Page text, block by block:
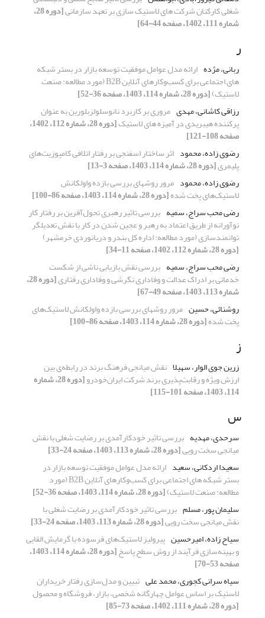
شغلی کارکنان شرکت های لاستیک سازی بر تعهد سازمانی [دوره 28،
شماره 111، 1402، صفحه 44-64]
ر
ربانی، مژده ارائه مدل عوامل موفقیت توسعه بازار در بستر شبکه
های اجتماعی برای کسب‌وکارهای آنلاین B2B (مورد مطالعه: صنعت
لاستیک)[دوره 28، شماره 114، 1403، صفحه 36-52]
رزاقی کاشانی، مهدی مروری بر کاربرد نانوسلولزبلورین به عنوان
پرکننده هیبریدی در آمیزه های لاستیک [دوره 28، شماره 112، 1402،
صفحه 108-121]
رضوی زاده، محمود اثر ساختار اسفنجی بر رفتار اتلافی کامپوزیت‌های
پلیمری[دوره 28، شماره 114، 1403، صفحه 3-13]
رضوی زاده، محمود مرور روشهای بررسی بازده واولکانش
لاستیک‌های پخت شده[دوره 28، شماره 114، 1403، صفحه 86-100]
رضی محب سراج، سمیه بررسی تاثیر رهبری تحول‌آفرین بر رفتار کار
نوآورانه از طریق اعتماد به رهبر و عجین شدن در کار با نقش تعدیلگر
توانمندسازی (مورد مطالعه: اداره کل بندر و دریانوردی خرمشهر)
[دوره 28، شماره 112، 1402، صفحه 11-34]
رضی محب سراج، سمیه بررسی نقش بازیابی ناشی از شکست
خدماتی بر ادراک عدالت و وفاداری نگرشی و وفاداری رفتاری [دوره 28،
شماره 113، 1403، صفحه 49-67]
روشنائی، حسین مرور روشهای بررسی بازده واولکانش لاستیک‌های
پخت شده[دوره 28، شماره 114، 1403، صفحه 86-100]
ز
زرین جوی الوار، سهیلا نقش میانجی فرهنگ برند در رابطه‌ی بین
ارزش ویژه و رقابت‌پذیری برند شرکت ایران‌خودرو [دوره 28، شماره
114، 1403، صفحه 101-115]
س
سرحدی، مهدیه بررسی تاثیر خودکارآمدی بر رضایت شغلی با نقش
میانجی سخت رویی[دوره 28، شماره 113، 1403، صفحه 24-33]
سعیدا اردکانی، سعید ارائه مدل عوامل موفقیت توسعه بازار در
بستر شبکه های اجتماعی برای کسب‌وکارهای آنلاین B2B (مورد
مطالعه: صنعت لاستیک)[دوره 28، شماره 114، 1403، صفحه 36-52]
سلیمان پور، مسلم بررسی تاثیر خودکارآمدی بر رضایت شغلی با
نقش میانجی سخت رویی[دوره 28، شماره 113، 1403، صفحه 24-33]
سیاح زاده، امیرحسین پیرولیز لاستیک‌های فرسوده با گرمایش القایی
و بهینه‌سازی فرآیند از روش سطح پاسخ [دوره 28، شماره 114، 1403،
صفحه 53-70]
سیاه سرانی کجوری، محمد علی تبیین و مدل‌سازی رفتار خریداران
لاستیک بر اساس عوامل چهارگانه شخصی، بازار، فروشگاه و محصول
[دوره 28، شماره 111، 1402، صفحه 73-85]